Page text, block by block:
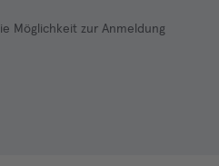
Möglichkeit zur Anmeldung